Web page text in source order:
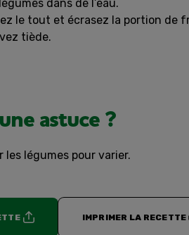
dans de l’eau.
le tout et écrasez la portion de
tiède.
astuce ?
les légumes pour varier.
IMPRIMER LA RECETTE